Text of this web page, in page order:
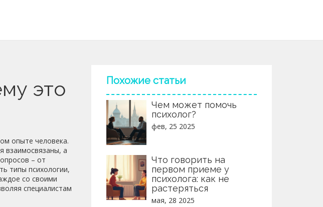
это
опыте человека.
взаимосвязаны, а
– от
типы психологии,
со своими
специалистам
Похожие статьи
Чем может помочь
психолог?
фев, 25 2025
Что говорить на
первом приеме у
психолога: как не
растеряться
мая, 28 2025